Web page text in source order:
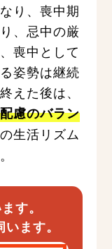
り、喪中期
、忌中の厳
喪中として
姿勢は継続
えた後は、
慮のバラン
生活リズム
す。
います。